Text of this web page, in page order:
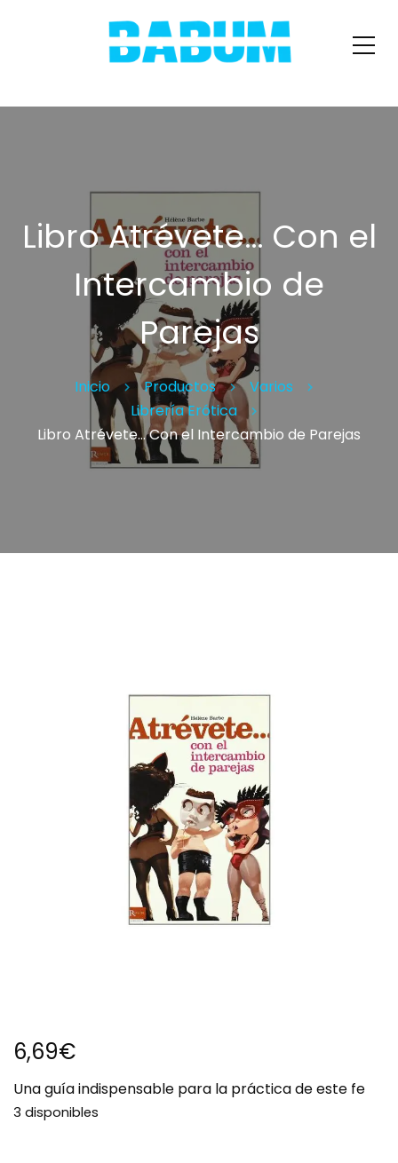
Libro Atrévete… Con el
Intercambio de
Parejas
Inicio Productos
Varios
Librería Erótica
Libro Atrévete… Con el Intercambio de Parejas
6,69€
Una guía indispensable para la práctica de este fe
3 disponibles